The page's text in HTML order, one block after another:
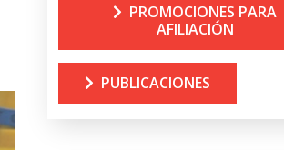
PROMOCIONES PARA
AFILIACIÓN
PUBLICACIONES